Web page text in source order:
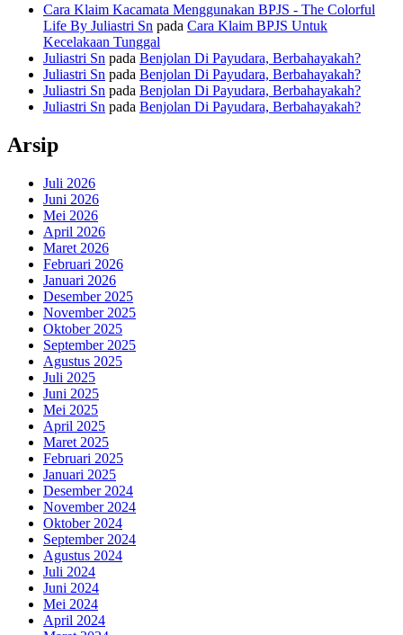
Cara Klaim Kacamata Menggunakan BPJS - The Colorful
Life By Juliastri Sn pada Cara Klaim BPJS Untuk
Kecelakaan Tunggal
Juliastri Sn pada Benjolan Di Payudara, Berbahayakah?
Juliastri Sn pada Benjolan Di Payudara, Berbahayakah?
Juliastri Sn pada Benjolan Di Payudara, Berbahayakah?
Juliastri Sn pada Benjolan Di Payudara, Berbahayakah?
Arsip
Juli 2026
Juni 2026
Mei 2026
April 2026
Maret 2026
Februari 2026
Januari 2026
Desember 2025
November 2025
Oktober 2025
September 2025
Agustus 2025
Juli 2025
Juni 2025
Mei 2025
April 2025
Maret 2025
Februari 2025
Januari 2025
Desember 2024
November 2024
Oktober 2024
September 2024
Agustus 2024
Juli 2024
Juni 2024
Mei 2024
April 2024